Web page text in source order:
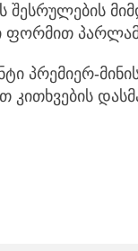
პრემიერ-
კითხვების